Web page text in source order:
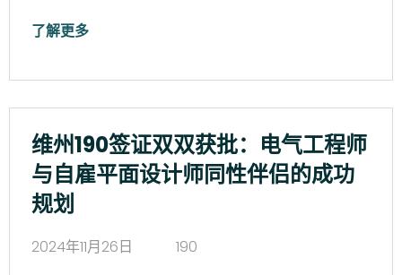
了解更多
维州190签证双双获批：电气工程师
与自雇平面设计师同性伴侣的成功
规划
2024年11月26日
190